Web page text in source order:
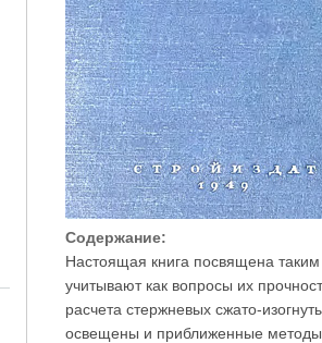
Содержание:
Настоящая книга посвящена
учитывают как вопросы их
расчета стержневых сжато-
освещены и приближенные